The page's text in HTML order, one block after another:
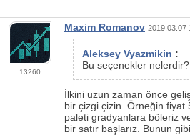
13260
Maxim Romanov 2019.03.07
Aleksey Vyazmikin :
Bu seçenekler nelerdir?
İlkini uzun zaman önce
bir çizgi çizin. Örneğin fiyat
paleti gradyanlara böleriz
bir satır başlarız. Bunun